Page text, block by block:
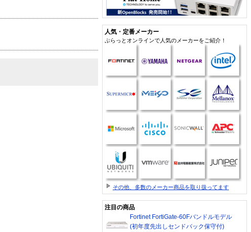
人気・定番メーカー
ぷらっとオンラインで人気のメーカーをご紹介！
その他、多数のメーカー商品を取り扱ってます
注目の商品
Fortinet FortiGate-60Fバンドルモデル
(初年度先出しセンドバック保守付)